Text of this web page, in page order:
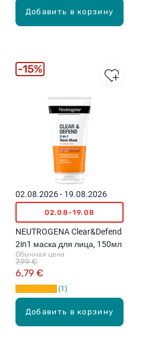
Добавить в корзину
Добавить в корзину
02.08.2026 - 19.08.2026
02.08-19.08
NEUTROGENA Clear&Defend
2in1 маска для лица, 150мл
Обычная цена
6,79 €
7,99 €
1
15%